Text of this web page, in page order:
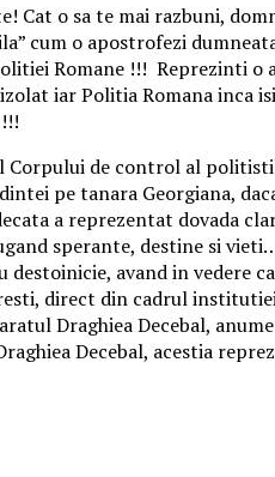
o sa te mai razbuni,
cum o apostrofezi
Romane !!! Reprezinti o
iar Politia Romana inca
de control al
pe tanara Georgiana,
a reprezentat dovada
sperante, destine si
avand in vedere
direct din cadrul
Draghiea Decebal,
Decebal, acestia